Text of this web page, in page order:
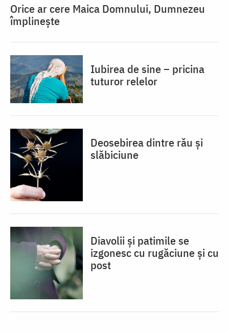
Orice ar cere Maica Domnului, Dumnezeu
împlinește
Iubirea de sine – pricina
tuturor relelor
Deosebirea dintre rău și
slăbiciune
Diavolii și patimile se
izgonesc cu rugăciune și cu
post